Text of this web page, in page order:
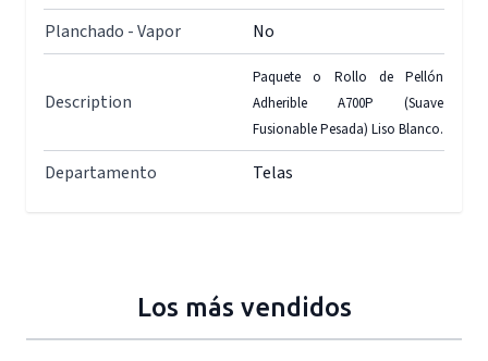
Planchado - Vapor
No
Description
Paquete o Rollo de Pellón
Adherible A700P (Suave
Fusionable Pesada) Liso Blanco.
Departamento Telas
Los más vendidos